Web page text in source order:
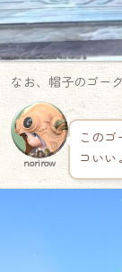
なお、帽子のゴー
norirow
このゴ
コいい